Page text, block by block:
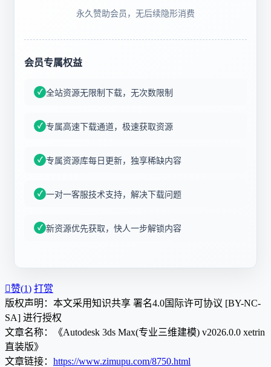
永久赞助会员，无后续隐形消费
会员专属权益
全站资源无限制下载，无次数限制
专属高速下载通道，极速获取资源
专属资源库每日更新，独享稀缺内容
一对一客服技术支持，解决下载问题
新资源优先获取，快人一步解锁内容
赞(1) 打赏
版权声明：本文采用知识共享 署名4.0国际许可协议 [BY-NC-
SA] 进行授权
文章名称：《Autodesk 3ds Max(专业三维建模) v2026.0.0 xetrin
直装版》
文章链接： https://www.zimupu.com/8750.html